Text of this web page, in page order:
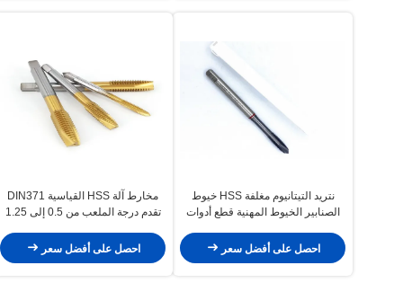
نتريد التيتانيوم مغلفة HSS خيوط
الصنابير الخيوط المهنية قطع أدوات
احصل على أفضل سعر
مخارط آلة HSS القياسية DIN371
تقدم درجة الملعب من 0.5 إلى 1.25
التسنن الدقيقة
احصل على أفضل سعر